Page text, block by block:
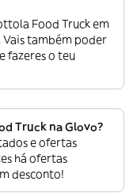
Food Truck em
Vais também poder
fazeres o teu
Truck na Glovo?
e ofertas
há ofertas
desconto!